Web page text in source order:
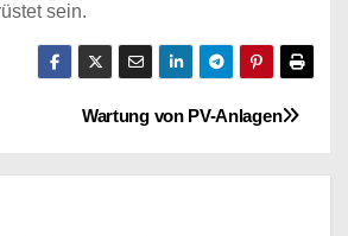
sein.
Wartung von PV-Anlagen